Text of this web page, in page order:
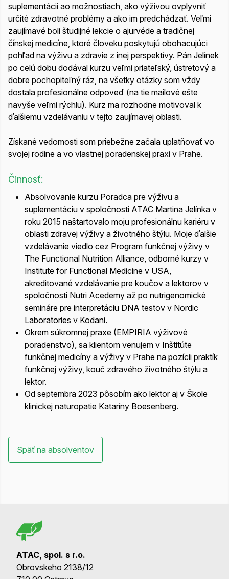
suplementácii ao možnostiach, ako výživou ovplyvniť
určité zdravotné problémy a ako im predchádzať. Veľmi
zaujímavé boli študijné lekcie o ajurvéde a tradičnej
čínskej medicíne, ktoré človeku poskytujú obohacujúci
pohľad na výživu a zdravie z inej perspektívy. Pán Jelínek
po celú dobu dodával kurzu veľmi priateľský, ústretový a
dobre pochopiteľný ráz, na všetky otázky som vždy
dostala profesionálne odpoveď (na tie mailové ešte
navyše veľmi rýchlu). Kurz ma rozhodne motivoval k
ďalšiemu vzdelávaniu v tejto zaujímavej oblasti.
Získané vedomosti som priebežne začala uplatňovať vo
svojej rodine a vo vlastnej poradenskej praxi v Prahe.
Činnosť:
Absolvovanie kurzu Poradca pre výživu a
suplementáciu v spoločnosti ATAC Martina Jelínka v
roku 2015 naštartovalo moju profesionálnu kariéru v
oblasti zdravej výživy a životného štýlu. Moje ďalšie
vzdelávanie viedlo cez Program funkčnej výživy v
The Functional Nutrition Alliance, odborné kurzy v
Institute for Functional Medicine v USA,
akreditované vzdelávanie pre koučov a lektorov v
spoločnosti Nutri Acedemy až po nutrigenomické
semináre pre interpretáciu DNA testov v Nordic
Laboratories v Kodani.
Okrem súkromnej praxe (EMPIRIA výživové
poradenstvo), sa klientom venujem v Inštitúte
funkčnej medicíny a výživy v Prahe na pozícii praktík
funkčnej výživy, kouč zdravého životného štýlu a
lektor.
Od septembra 2023 pôsobím ako lektor aj v Škole
klinickej naturopatie Kataríny Boesenberg.
Späť na absolventov
ATAC, spol. s r.o.
Obrovskeho 2138/12